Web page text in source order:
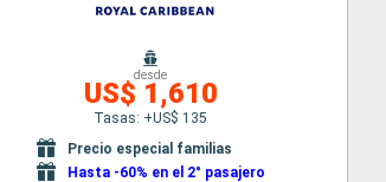
desde
US$ 1,610
Tasas: +US$ 135
Precio especial familias
Hasta -60% en el 2° pasajero